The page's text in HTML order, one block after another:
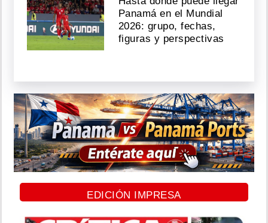
Panamá en el Mundial
2026: grupo, fechas,
figuras y perspectivas
EDICIÓN IMPRESA